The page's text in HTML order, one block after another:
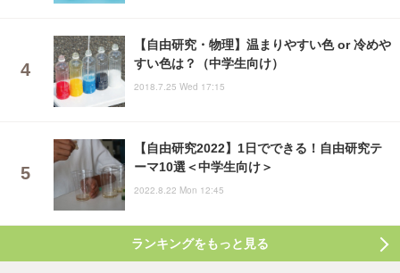
【自由研究・物理】温まりやすい色 or 冷めや
すい色は？（中学生向け）
2018.7.25 Wed 17:15
【自由研究2022】1日でできる！自由研究テ
ーマ10選＜中学生向け＞
2022.8.22 Mon 12:45
ランキングをもっと見る